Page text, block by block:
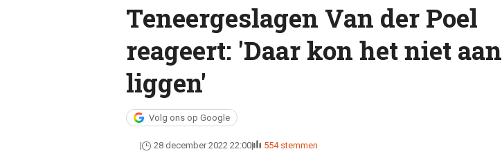
Teneergeslagen Van der Poel
reageert: 'Daar kon het niet aan
liggen'
Volg ons op Google
28 december 2022 22:00 554 stemmen